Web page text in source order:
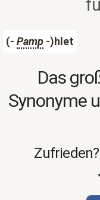
(- Pamp -)hlet
Das
Synonyme